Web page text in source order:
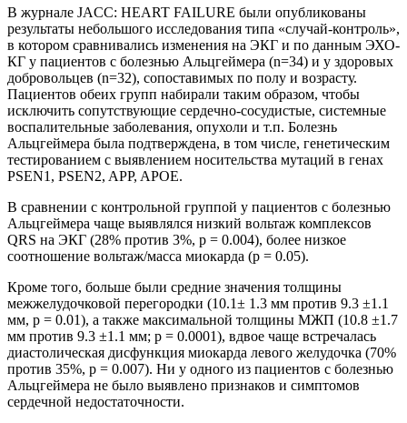
В журнале JACC: HEART FAILURE были опубликованы
результаты небольшого исследования типа «случай-контроль»,
в котором сравнивались изменения на ЭКГ и по данным ЭХО-
КГ у пациентов с болезнью Альцгеймера (n=34) и у здоровых
добровольцев (n=32), сопоставимых по полу и возрасту.
Пациентов обеих групп набирали таким образом, чтобы
исключить сопутствующие сердечно-сосудистые, системные
воспалительные заболевания, опухоли и т.п. Болезнь
Альцгеймера была подтверждена, в том числе, генетическим
тестированием с выявлением носительства мутаций в генах
PSEN1, PSEN2, APP, APOE.
В сравнении с контрольной группой у пациентов с болезнью
Альцгеймера чаще выявлялся низкий вольтаж комплексов
QRS на ЭКГ (28% против 3%, p = 0.004), более низкое
соотношение вольтаж/масса миокарда (p = 0.05).
Кроме того, больше были средние значения толщины
межжелудочковой перегородки (10.1± 1.3 мм против 9.3 ±1.1
мм, p = 0.01), а также максимальной толщины МЖП (10.8 ±1.7
мм против 9.3 ±1.1 мм; p = 0.0001), вдвое чаще встречалась
диастолическая дисфункция миокарда левого желудочка (70%
против 35%, p = 0.007). Ни у одного из пациентов с болезнью
Альцгеймера не было выявлено признаков и симптомов
сердечной недостаточности.